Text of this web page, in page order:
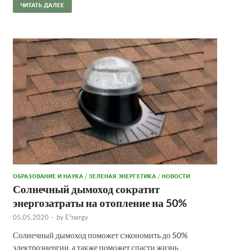
ЧИТАТЬ ДАЛЕЕ
ОБРАЗОВАНИЕ И НАУКА /ЗЕЛЕНАЯ ЭНЕРГЕТИКА /НОВОСТИ
Солнечный дымоход сократит
энергозатраты на отопление на 50%
05.05.2020 - by E²nergy
Солнечный дымоход поможет сэкономить до 50%
электроэнергии, а также поможет спасти жизнь